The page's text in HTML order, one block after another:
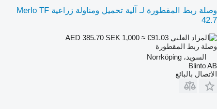
وصلة ربط المقطورة لـ آلية تحميل ومناولة زراعية Merlo TF
42.7
SEK 1,000 ≈ €91.03
وصلة ربط المقطورة
السويد، Norrköping
Blinto AB
الاتصال بالبائع